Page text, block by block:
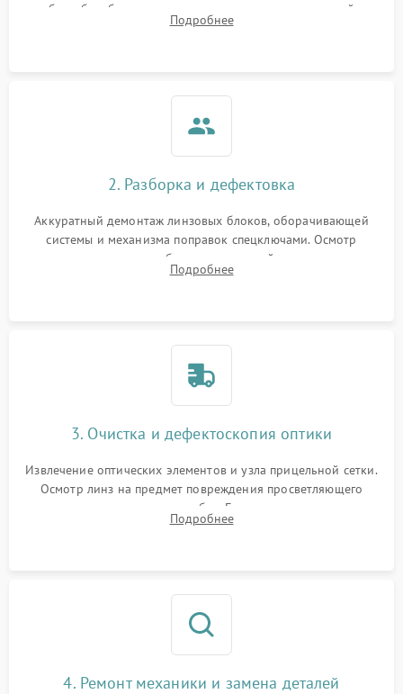
Поломка системы защиты
1000 ₽
работы барабанчиков ввода поправок, кольца отстройки
параллакса и зума. Выявление сколов, внутренних
Подробнее
2. Разборка и дефектовка
Аккуратный демонтаж линзовых блоков, оборачивающей
системы и механизма поправок спецключами. Осмотр
внутренних резьбовых соединений, пружин и
уплотнительных колец. Поиск причин люфта, смещения
Подробнее
3. Очистка и дефектоскопия оптики
Извлечение оптических элементов и узла прицельной сетки.
Осмотр линз на предмет повреждения просветляющего
покрытия или появления грибка. Бережная очистка стекол
спецрастворами. Проверка целостности гравированной
Подробнее
4. Ремонт механики и замена деталей